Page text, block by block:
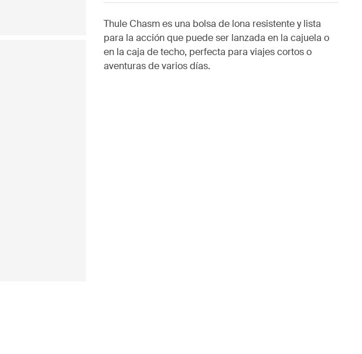
Thule Chasm es una bolsa de lona resistente y lista
para la acción que puede ser lanzada en la cajuela o
en la caja de techo, perfecta para viajes cortos o
aventuras de varios días.